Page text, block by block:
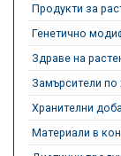
Продукти за
Генетично
Здраве на
Замърсители по
Хранителни
Материали в